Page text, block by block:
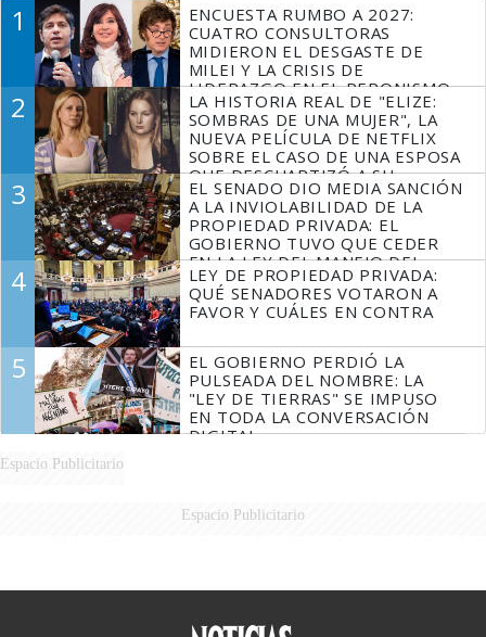
1
ENCUESTA RUMBO A 2027:
CUATRO CONSULTORAS
MIDIERON EL DESGASTE DE
MILEI Y LA CRISIS DE
LIDERAZGO EN EL PERONISMO
2
LA HISTORIA REAL DE "ELIZE:
SOMBRAS DE UNA MUJER", LA
NUEVA PELÍCULA DE NETFLIX
SOBRE EL CASO DE UNA ESPOSA
QUE DESCUARTIZÓ A SU
MARIDO
3
EL SENADO DIO MEDIA SANCIÓN
A LA INVIOLABILIDAD DE LA
PROPIEDAD PRIVADA: EL
GOBIERNO TUVO QUE CEDER
EN LA LEY DEL MANEJO DEL
FUEGO
4
LEY DE PROPIEDAD PRIVADA:
QUÉ SENADORES VOTARON A
FAVOR Y CUÁLES EN CONTRA
5
EL GOBIERNO PERDIÓ LA
PULSEADA DEL NOMBRE: LA
"LEY DE TIERRAS" SE IMPUSO
EN TODA LA CONVERSACIÓN
DIGITAL
Espacio Publicitario
Espacio Publicitario